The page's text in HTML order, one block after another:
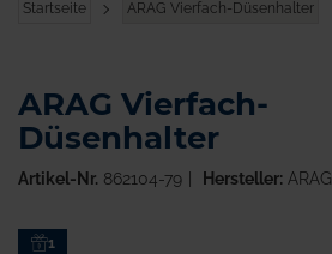
Startseite ARAG Vierfach-Düsenhalter
Zum1
ARAG Vierfach-
Düsenhalter
Artikel-Nr. 862104-79 Hersteller:ARAG